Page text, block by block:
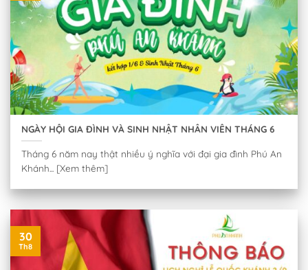
NGÀY HỘI GIA ĐÌNH VÀ SINH NHẬT NHÂN VIÊN THÁNG 6
Tháng 6 năm nay thật nhiều ý nghĩa với đại gia đình Phú An
Khánh... [Xem thêm]
30
Th8